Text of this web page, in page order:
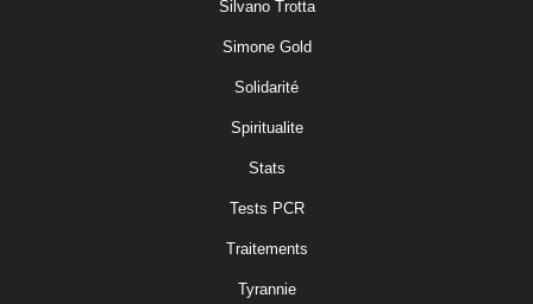
Silvano Trotta
Simone Gold
Solidarité
Spiritualite
Stats
Tests PCR
Traitements
Tyrannie